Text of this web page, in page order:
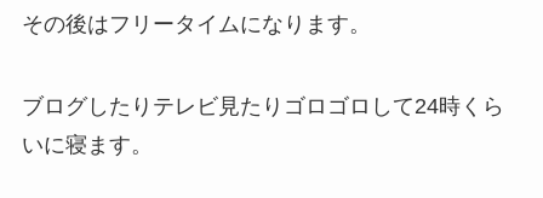
その後はフリータイムになります。
ブログしたりテレビ見たりゴロゴロして24時くら
いに寝ます。